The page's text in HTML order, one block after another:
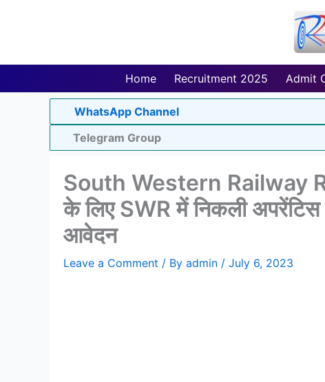
Home Recruitment 2025 Admit
WhatsApp Channel
Telegram Group
South Western Railway
के लिए SWR में निकली
आवेदन
Leave a Comment / By admin / July 6, 2023